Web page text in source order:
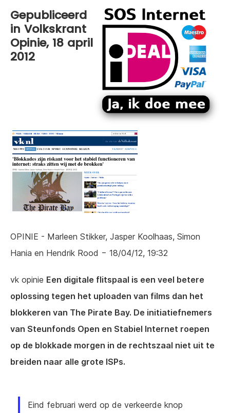
About us
Gepubliceerd
in Volkskrant
Opinie, 18 april
2012
OPINIE - Marleen Stikker, Jasper Koolhaas, Simon
Hania en Hendrik Rood − 18/04/12, 19:32
vk opinie Een digitale flitspaal is een veel betere
oplossing tegen het uploaden van films dan het
blokkeren van The Pirate Bay. De initiatiefnemers
van Steunfonds Open en Stabiel Internet roepen
op de blokkade morgen in de rechtszaal niet uit te
breiden naar alle grote ISPs.
Eind februari werd op de verkeerde knop